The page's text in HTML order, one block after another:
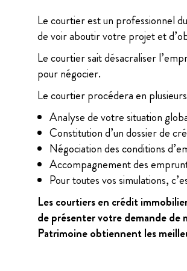
Le courtier est un professionnel
de voir aboutir votre projet et
Le courtier sait désacraliser
pour négocier.
Le courtier procédera en
Analyse de votre situation
Constitution d’un dossier de
Négociation des conditions
Accompagnement des
Pour toutes vos simulations,
Les courtiers en crédit
de présenter votre demande de
Patrimoine obtiennent les